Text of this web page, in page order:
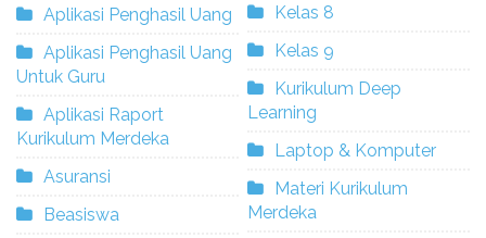
Aplikasi Penghasil Uang
Aplikasi Penghasil Uang
Untuk Guru
Aplikasi Raport
Kurikulum Merdeka
Asuransi
Beasiswa
Kelas 8
Kelas 9
Kurikulum Deep
Learning
Laptop & Komputer
Materi Kurikulum
Merdeka